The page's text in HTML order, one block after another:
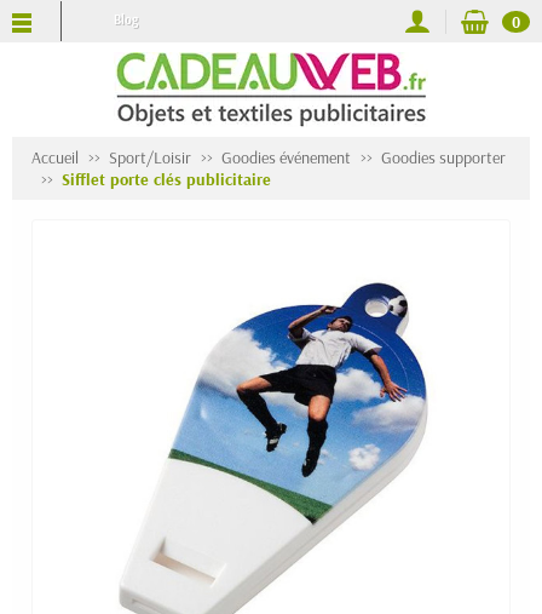
Blog 0
Accueil Sport/Loisir Goodies événement
Goodies supporter
Sifflet porte clés publicitaire